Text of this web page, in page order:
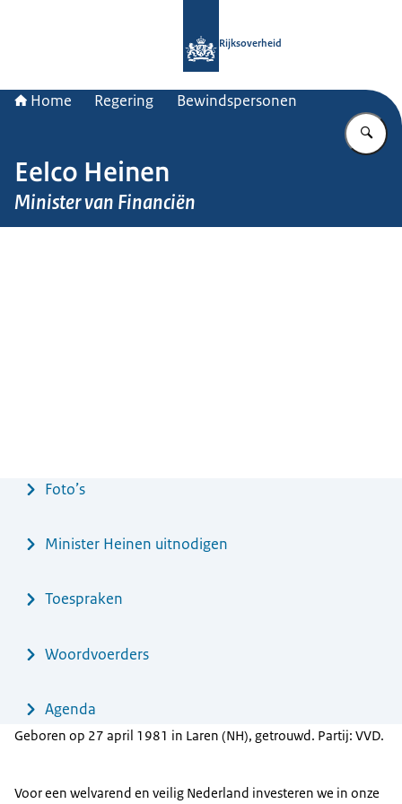
Rijksoverheid
Home Regering Bewindspersonen
Eelco Heinen
Minister van Financiën
MenuFoto’s
Minister Heinen uitnodigen
Toespraken
Woordvoerders
Agenda
Geboren op 27 april 1981 in Laren (NH), getrouwd. Partij: VVD.
Voor een welvarend en veilig Nederland investeren we in onze